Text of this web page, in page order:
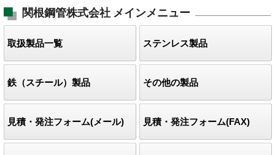
関根鋼管株式会社 メインメニュー
取扱製品一覧 ステンレス製品
鉄（スチール）製品 その他の製品
見積・発注フォーム(メール) 見積・発注フォーム(FAX)